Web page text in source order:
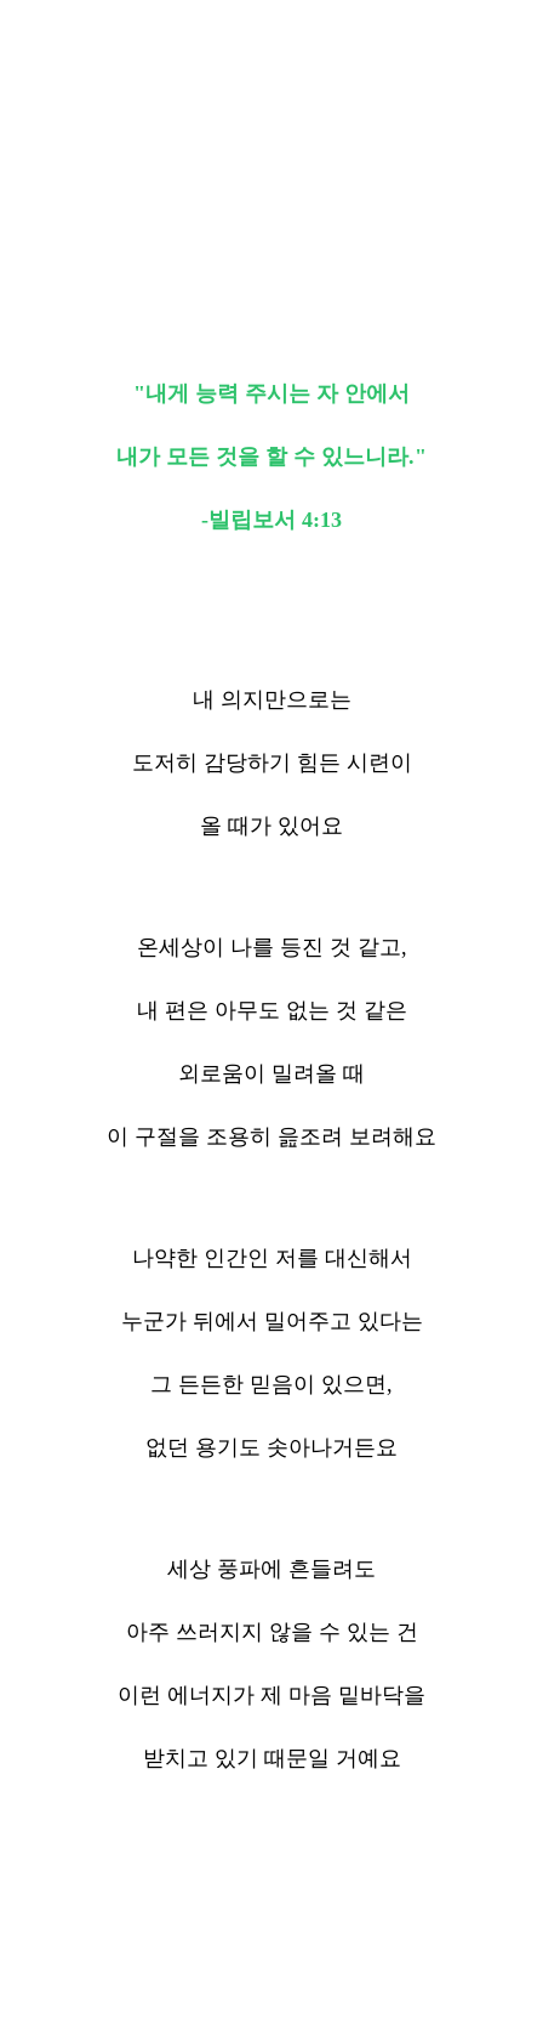
"내게 능력 주시는 자 안에서
내가 모든 것을 할 수 있느니라."
-빌립보서 4:13
내 의지만으로는
도저히 감당하기 힘든 시련이
올 때가 있어요
온세상이 나를 등진 것 같고,
내 편은 아무도 없는 것 같은
외로움이 밀려올 때
이 구절을 조용히 읊조려 보려해요
나약한 인간인 저를 대신해서
누군가 뒤에서 밀어주고 있다는
그 든든한 믿음이 있으면,
없던 용기도 솟아나거든요
세상 풍파에 흔들려도
아주 쓰러지지 않을 수 있는 건
이런 에너지가 제 마음 밑바닥을
받치고 있기 때문일 거예요